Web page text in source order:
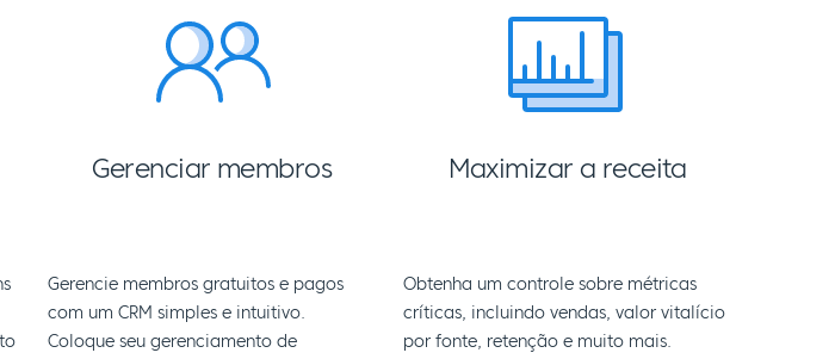
Gerenciar membros
Gerencie membros gratuitos e pagos
com um CRM simples e intuitivo.
Coloque seu gerenciamento de
Maximizar a receita
Obtenha um controle sobre métricas
críticas, incluindo vendas, valor vitalício
por fonte, retenção e muito mais.